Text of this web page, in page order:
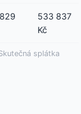
533 837
Kč
splátka